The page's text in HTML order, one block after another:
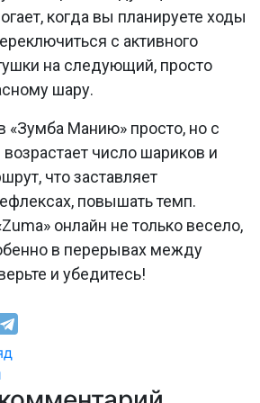
когда вы планируете ходы
с активного
на следующий, просто
шару.
«Зумба Манию» просто, но с
число шариков и
что заставляет
повышать темп.
онлайн не только весело,
в перерывах между
и убедитесь!